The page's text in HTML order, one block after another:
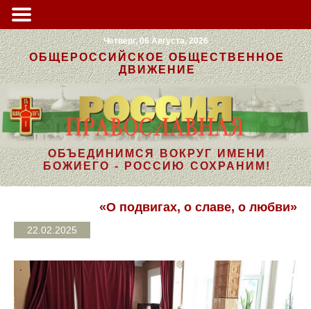
Четверг, 06 Августа, 2026
ОБЩЕРОССИЙСКОЕ ОБЩЕСТВЕННОЕ
ДВИЖЕНИЕ
ОБЪЕДИНИМСЯ ВОКРУГ ИМЕНИ
БОЖИЕГО - РОССИЮ СОХРАНИМ!
«О подвигах, о славе, о любви»
22.02.2025